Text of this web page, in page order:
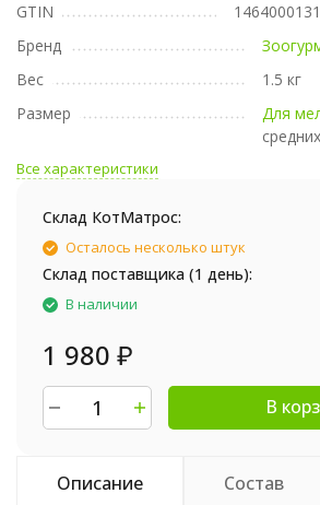
GTIN
Бренд
Вес
1.5 кг
Размер
Для
Все характеристики
Склад КотМатрос:
Осталось несколько штук
Склад поставщика (1 день):
В наличии
1 980 ₽
В
Описание Состав